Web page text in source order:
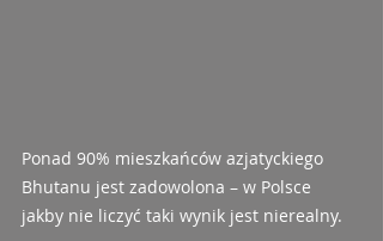
Ponad 90% mieszkańców azjatyckiego
Bhutanu jest zadowolona – w Polsce
jakby nie liczyć taki wynik jest nierealny.